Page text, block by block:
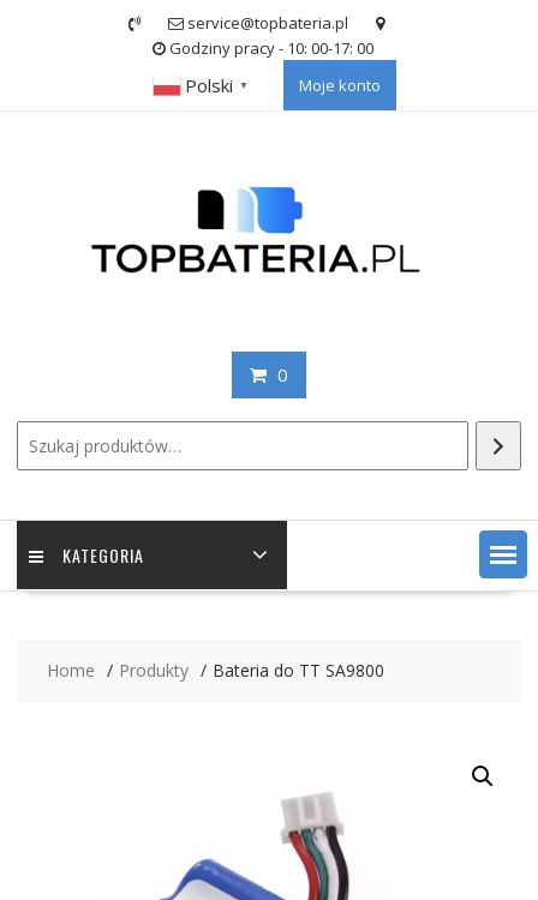
service@topbateria.pl
Godziny pracy - 10: 00-17: 00
Polski ▼ Moje konto
0
KATEGORIA
Home Produkty Bateria do TT SA9800